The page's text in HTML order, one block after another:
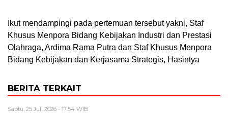
Ikut mendampingi pada pertemuan tersebut yakni, Staf
Khusus Menpora Bidang Kebijakan Industri dan Prestasi
Olahraga, Ardima Rama Putra dan Staf Khusus Menpora
Bidang Kebijakan dan Kerjasama Strategis, Hasintya
BERITA TERKAIT
Sabtu, 25 Juli 2026 - 17:54 WIB